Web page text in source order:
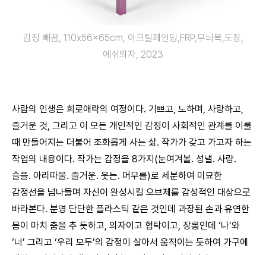
감정 빼꼼, 110x56x65cm, 아크릴페인팅,FRP,무늬목,도장,
에쉬의자, 2023
사람의 인생은 희로애락의 여정이다. 기쁘고, 노하며, 사랑하고,
즐거운 것, 그리고 이 모든 개인적인 감정이 사회적인 관계를 이룰
때 만들어지는 더불어 조화롭게 사는 삶. 작가가 갖고 가고자 하는
작업의 내용이다. 작가는 감정을 8가지(눈여겨볼. 성낼. 사랑.
슬플. 아리따울. 즐거운. 웃는. 머무를)로 세분하여 미묘한
감정선을 넘나들며 자신이 완성시킬 오브제를 감성적인 대상으로
바라본다. 분명 단단한 플라스틱 같은 것인데 과장된 손과 유연한
몸이 마치 춤을 추 듯하고, 의자이고 협탁이고, 장롱인데 ‘나’와
‘너’ 그리고 ‘우리 모두’의 감정이 살아서 움직이는 듯하여 가구에